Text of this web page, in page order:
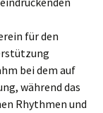
für den
bei dem auf
während das
Rhythmen und